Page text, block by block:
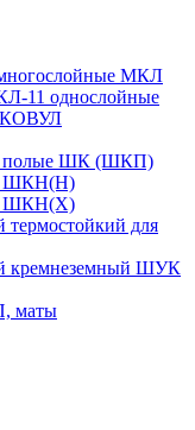
МКЛ
11 однослойные
полые ШК (ШКП)
ШКН(Н)
ШКН(Х)
для
кремнеземный ШУК
маты